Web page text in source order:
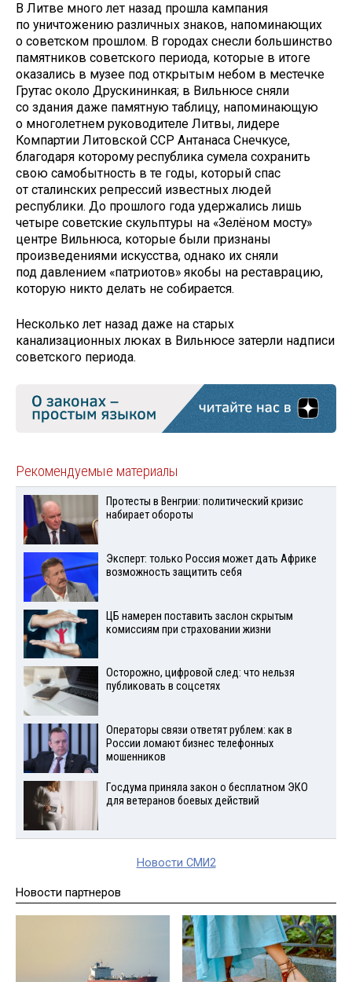
В Литве много лет назад прошла кампания
по уничтожению различных знаков, напоминающих
о советском прошлом. В городах снесли большинство
памятников советского периода, которые в итоге
оказались в музее под открытым небом в местечке
Грутас около Друскининкая; в Вильнюсе сняли
со здания даже памятную таблицу, напоминающую
о многолетнем руководителе Литвы, лидере
Компартии Литовской ССР Антанаса Снечкусе,
благодаря которому республика сумела сохранить
свою самобытность в те годы, который спас
от сталинских репрессий известных людей
республики. До прошлого года удержались лишь
четыре советские скульптуры на «Зелёном мосту»
центре Вильнюса, которые были признаны
произведениями искусства, однако их сняли
под давлением «патриотов» якобы на реставрацию,
которую никто делать не собирается.
Несколько лет назад даже на старых
канализационных люках в Вильнюсе затерли надписи
советского периода.
Рекомендуемые материалы
Протесты в Венгрии: политический кризис
набирает обороты
Эксперт: только Россия может дать Африке
возможность защитить себя
ЦБ намерен поставить заслон скрытым
комиссиям при страховании жизни
Осторожно, цифровой след: что нельзя
публиковать в соцсетях
Операторы связи ответят рублем: как в
России ломают бизнес телефонных
мошенников
Госдума приняла закон о бесплатном ЭКО
для ветеранов боевых действий
Новости СМИ2
Новости партнеров